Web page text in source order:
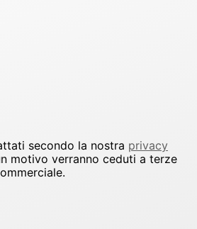
secondo la nostra privacy
motivo verranno ceduti a terze